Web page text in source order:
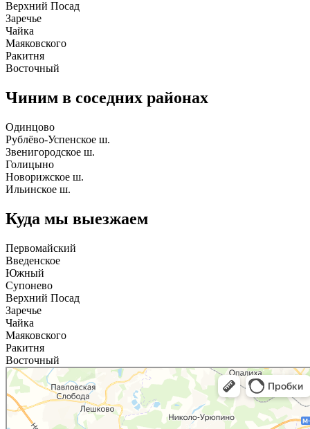
Верхний Посад
Заречье
Чайка
Маяковского
Ракитня
Восточный
Чиним в соседних районах
Одинцово
Рублёво-Успенское ш.
Звенигородское ш.
Голицыно
Новорижское ш.
Ильинское ш.
Куда мы выезжаем
Первомайский
Введенское
Южный
Супонево
Верхний Посад
Заречье
Чайка
Маяковского
Ракитня
Восточный